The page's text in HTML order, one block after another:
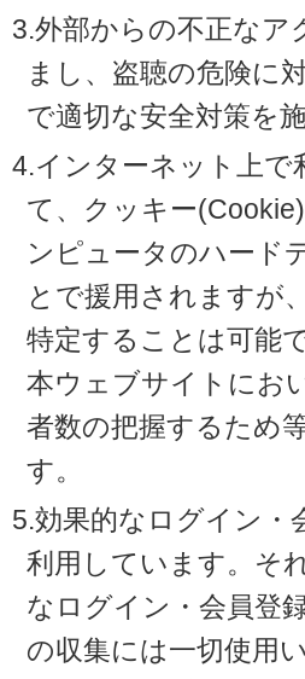
3.外部からの不正なア
まし、盗聴の危険に
で適切な安全対策を
4.インターネット上で
て、クッキー
ンピュータのハード
とで援用されますが
特定することは可能
本ウェブサイトにお
者数の把握するため
す。
5.効果的なログイン・
利用しています。そ
なログイン・会員登
の収集には一切使用